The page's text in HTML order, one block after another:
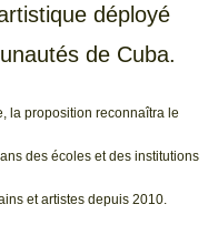
déployé
de Cuba.
la proposition reconnaîtra le
des écoles et des institutions
et artistes depuis 2010.